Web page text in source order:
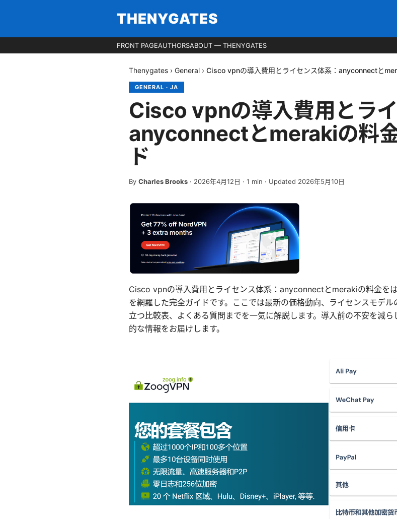
THENYGATES
FRONT PAGEAUTHORSABOUT — THENYGATES
Thenygates › General › Cisco vpnの導入費用とライセンス体系：anyconnectと
GENERAL · JA
Cisco vpnの導入費用とライ
anyconnectとmerakiの料
ド
By Charles Brooks · 2026年4月12日 · 1 min · Updated 2026年5月10日
Cisco vpnの導入費用とライセンス体系：anyconnectとmerakiの料金を
を網羅した完全ガイドです。ここでは最新の価格動向、ライセンスモデ
立つ比較表、よくある質問までを一気に解説します。導入前の不安を減
的な情報をお届けします。